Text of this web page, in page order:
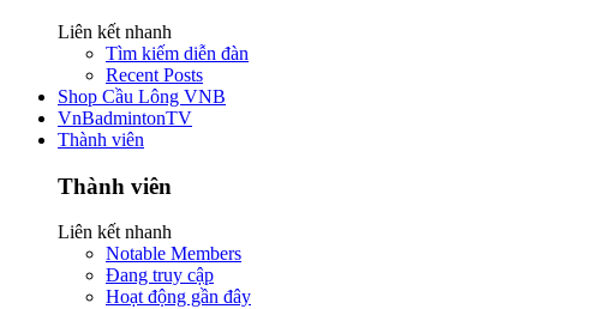
Liên kết nhanh
Tìm kiếm diễn đàn
Recent Posts
Shop Cầu Lông VNB
VnBadmintonTV
Thành viên
Thành viên
Liên kết nhanh
Notable Members
Đang truy cập
Hoạt động gần đây